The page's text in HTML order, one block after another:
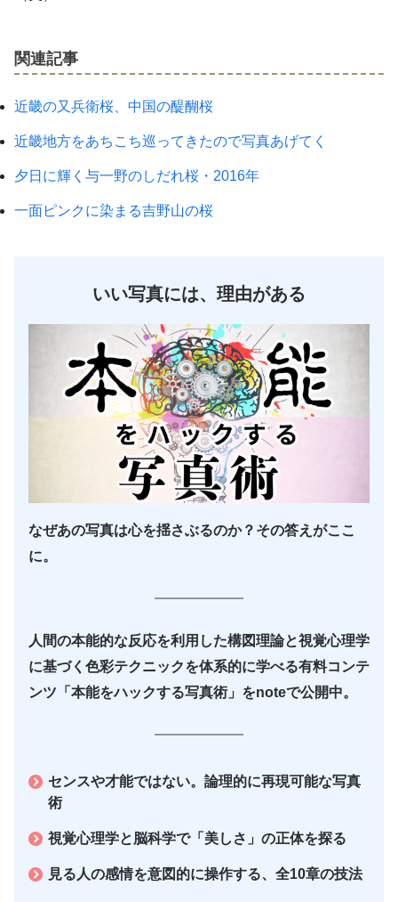
関連記事
近畿の又兵衛桜、中国の醍醐桜
近畿地方をあちこち巡ってきたので写真あげてく
夕日に輝く与一野のしだれ桜・2016年
一面ピンクに染まる吉野山の桜
いい写真には、理由がある
なぜあの写真は心を揺さぶるのか？その答えがここ
に。
人間の本能的な反応を利用した構図理論と視覚心理学
に基づく色彩テクニックを体系的に学べる有料コンテ
ンツ「本能をハックする写真術」をnoteで公開中。
センスや才能ではない。論理的に再現可能な写真
術
視覚心理学と脳科学で「美しさ」の正体を探る
見る人の感情を意図的に操作する、全10章の技法